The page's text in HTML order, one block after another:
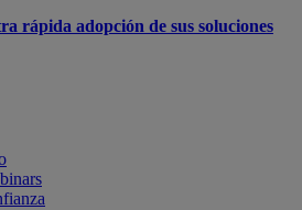
rápida adopción de sus soluciones